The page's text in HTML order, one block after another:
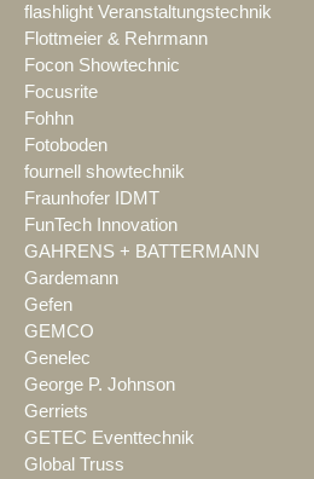
flashlight Veranstaltungstechnik
Flottmeier & Rehrmann
Focon Showtechnic
Focusrite
Fohhn
Fotoboden
fournell showtechnik
Fraunhofer IDMT
FunTech Innovation
GAHRENS + BATTERMANN
Gardemann
Gefen
GEMCO
Genelec
George P. Johnson
Gerriets
GETEC Eventtechnik
Global Truss